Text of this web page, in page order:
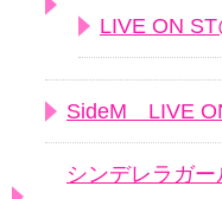
LIVE ON
SideM LIVE
シンデレラガー